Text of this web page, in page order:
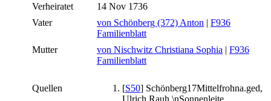
Verheiratet
14 Nov 1736
Vater
von Schönberg (372) Anton | F936
Familienblatt
Mutter
von Nischwitz Christiana Sophia | F936
Familienblatt
Quellen [S50] Schönberg17Mittelfrohna.ged,
Ulrich Rauh \nSonnenleite